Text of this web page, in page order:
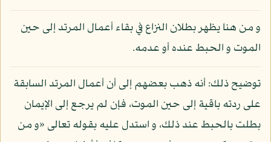
و من هنا يظهر بطلان النزاع في بقاء أعمال المرتد إلى حين
الموت و الحبط عنده أو عدمه.
توضيح ذلك: أنه ذهب بعضهم إلى أن أعمال المرتد السابقة
على ردته باقية إلى حين الموت، فإن لم يرجع إلى الإيمان
بطلت بالحبط عند ذلك، و استدل عليه بقوله تعالى «و من